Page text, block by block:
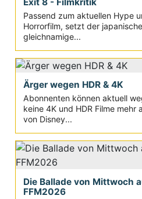
Passend zum aktuellen Hype
Horrorfilm, setzt der
gleichnamige...
Ärger wegen HDR & 4K
Abonnenten können aktuell
keine 4K und HDR Filme
von Disney...
Die Ballade von Mittwoch
FFM2026